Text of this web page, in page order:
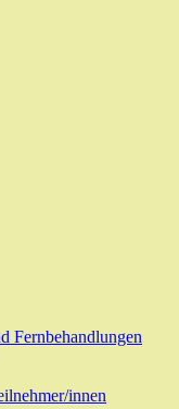
Fernbehandlungen
innen